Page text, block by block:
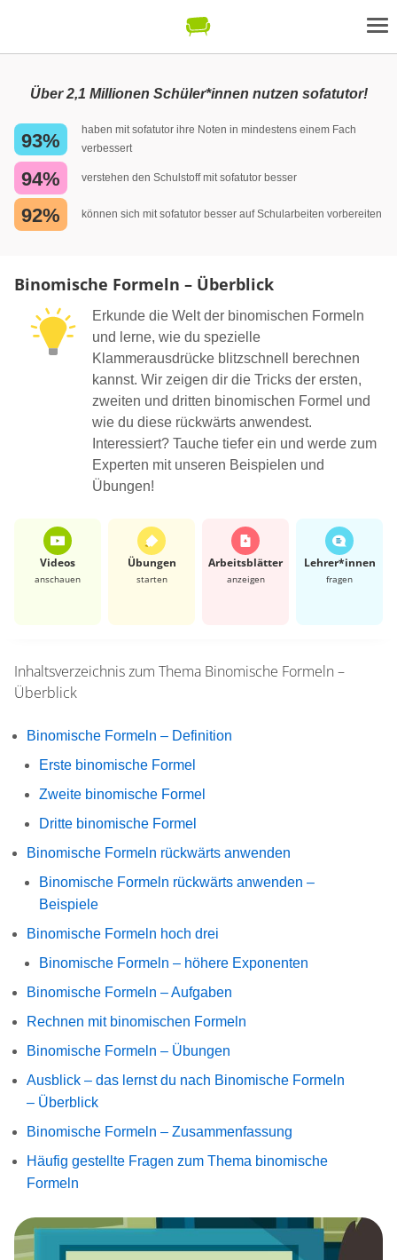
Über 2,1 Millionen Schüler*innen nutzen sofatutor!
93%
haben mit sofatutor ihre Noten in mindestens einem Fach
verbessert
94% verstehen den Schulstoff mit sofatutor besser
92% können sich mit sofatutor besser auf Schularbeiten vorbereiten
Binomische Formeln – Überblick
Erkunde die Welt der binomischen Formeln
und lerne, wie du spezielle
Klammerausdrücke blitzschnell berechnen
kannst. Wir zeigen dir die Tricks der ersten,
zweiten und dritten binomischen Formel und
wie du diese rückwärts anwendest.
Interessiert? Tauche tiefer ein und werde zum
Experten mit unseren Beispielen und
Übungen!
Videos
anschauen
Übungen
starten
Arbeits­blätter
anzeigen
Lehrer*​innen
fragen
Inhaltsverzeichnis zum Thema Binomische Formeln –
Überblick
Binomische Formeln – Definition
Erste binomische Formel
Zweite binomische Formel
Dritte binomische Formel
Binomische Formeln rückwärts anwenden
Binomische Formeln rückwärts anwenden –
Beispiele
Binomische Formeln hoch drei
Binomische Formeln – höhere Exponenten
Binomische Formeln – Aufgaben
Rechnen mit binomischen Formeln
Binomische Formeln – Übungen
Ausblick – das lernst du nach Binomische Formeln
– Überblick
Binomische Formeln – Zusammenfassung
Häufig gestellte Fragen zum Thema binomische
Formeln